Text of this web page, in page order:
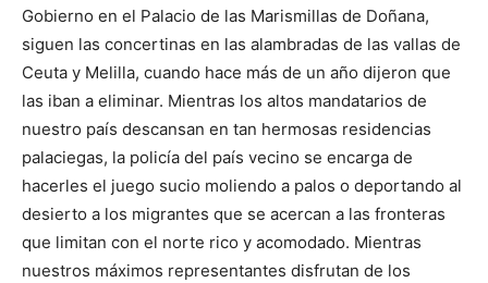
Gobierno en el Palacio de las Marismillas de Doñana,
siguen las concertinas en las alambradas de las vallas de
Ceuta y Melilla, cuando hace más de un año dijeron que
las iban a eliminar. Mientras los altos mandatarios de
nuestro país descansan en tan hermosas residencias
palaciegas, la policía del país vecino se encarga de
hacerles el juego sucio moliendo a palos o deportando al
desierto a los migrantes que se acercan a las fronteras
que limitan con el norte rico y acomodado. Mientras
nuestros máximos representantes disfrutan de los